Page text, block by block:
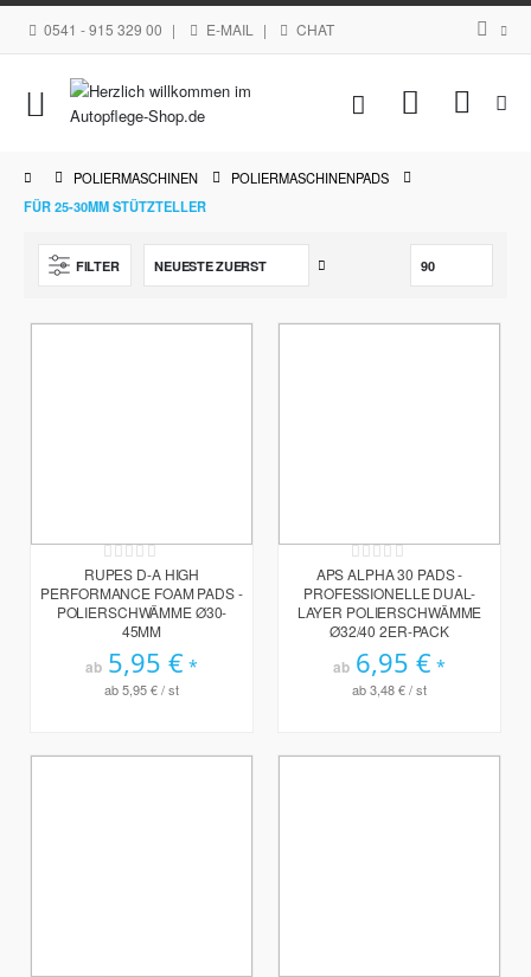
0541 - 915 329 00 | E-MAIL | CHAT
Navigation
umschalten
Mein
POLIERMASCHINEN
POLIERMASCHINENPADS
FÜR 25-30MM STÜTZTELLER
FILTER
Rating:
0%
RUPES D-A HIGH
PERFORMANCE FOAM PADS -
POLIERSCHWÄMME Ø30-
45MM
ab 5,95 €
ab5,95 €/ st
Rating:
0%
APS ALPHA 30 PADS -
PROFESSIONELLE DUAL-
LAYER POLIERSCHWÄMME
Ø32/40 2ER-PACK
ab 6,95 €
ab3,48 €/ st